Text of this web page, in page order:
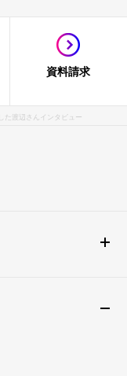
資料請求
た渡辺さんインタビュー